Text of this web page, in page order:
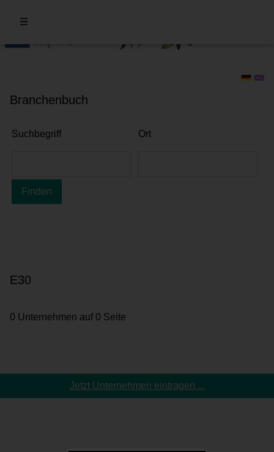
☰
Branchenbuch
Suchbegriff Ort
E30
0 Unternehmen auf 0 Seite
Jetzt Unternehmen eintragen ...